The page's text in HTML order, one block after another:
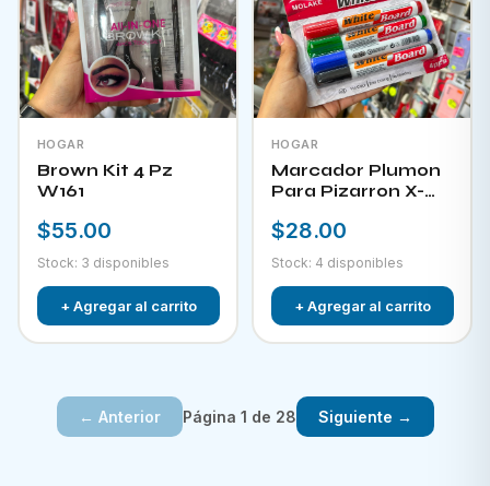
HOGAR
Brown Kit 4 Pz
W161
$55.00
Stock: 3 disponibles
+ Agregar al carrito
HOGAR
Marcador Plumon
Para Pizarron X-
$28.00
Stock: 4 disponibles
+ Agregar al carrito
← Anterior Página 1 de 28 Siguiente →